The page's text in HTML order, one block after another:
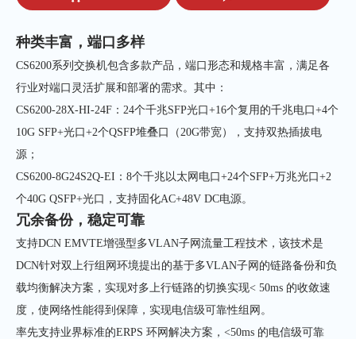
种类丰富，端口多样
CS6200系列交换机包含多款产品，端口形态和规格丰富，满足各
行业对端口灵活扩展和部署的需求。其中：
CS6200-28X-HI-24F：24个千兆SFP光口+16个复用的千兆电口+4个
10G SFP+光口+2个QSFP堆叠口（20G带宽），支持双热插拔电
源；
CS6200-8G24S2Q-EI：8个千兆以太网电口+24个SFP+万兆光口+2
个40G QSFP+光口，支持固化AC+48V DC电源。
冗余备份，稳定可靠
支持DCN EMVTE增强型多VLAN子网流量工程技术，该技术是
DCN针对双上行组网环境提出的基于多VLAN子网的链路备份和负
载均衡解决方案，实现对多上行链路的切换实现< 50ms 的收敛速
度，使网络性能得到保障，实现电信级可靠性组网。
率先支持业界标准的ERPS 环网解决方案，<50ms 的电信级可靠